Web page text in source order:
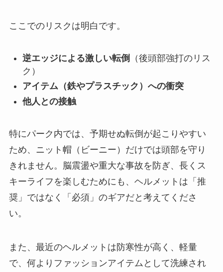
ここでのリスクは明白です。
逆エッジによる激しい転倒
（後頭部強打のリス
ク）
アイテム（鉄やプラスチック）への衝突
他人との接触
特にパーク内では、予期せぬ転倒が起こりやすい
ため、ニット帽（ビーニー）だけでは頭部を守り
きれません。脳震盪や重大な事故を防ぎ、長くス
キーライフを楽しむためにも、ヘルメットは「推
奨」ではなく「必須」のギアだと考えてくださ
い。
また、最近のヘルメットは防寒性が高く、軽量
で、何よりファッションアイテムとして洗練され